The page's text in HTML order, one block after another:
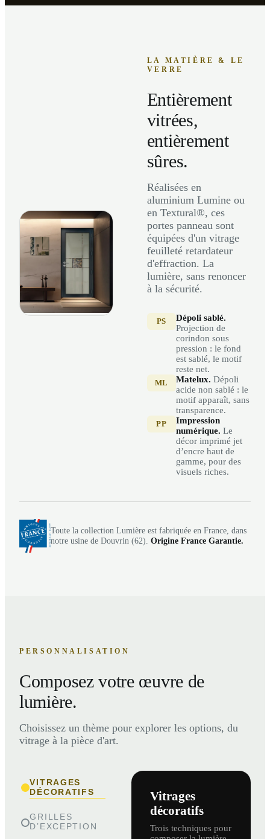
LA MATIÈRE & LE
VERRE
Entièrement
vitrées,
entièrement
sûres.
Réalisées en
aluminium Lumine ou
en Textural®, ces
portes panneau sont
équipées d'un vitrage
feuilleté retardateur
d'effraction. La
lumière, sans renoncer
à la sécurité.
PS
Dépoli sablé.
Projection de
corindon sous
pression : le fond
est sablé, le motif
reste net.
ML Matelux. Dépoli
acide non sablé : le
motif apparaît, sans
transparence.
PP
Impression
numérique. Le
décor imprimé jet
d’encre haut de
gamme, pour des
visuels riches.
Toute la collection Lumière est fabriquée en France, dans
notre usine de Douvrin (62).Origine France Garantie.
PERSONNALISATION
Composez votre œuvre de
lumière.
Choisissez un thème pour explorer les options, du
vitrage à la pièce d'art.
VITRAGES
DÉCORATIFS
GRILLES
D’EXCEPTION
Vitrages
décoratifs
Trois techniques pour